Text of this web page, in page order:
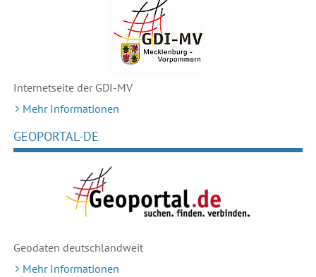
Internetseite der GDI-MV
Mehr Informationen
GEOPORTAL-DE
Geodaten deutschlandweit
Mehr Informationen